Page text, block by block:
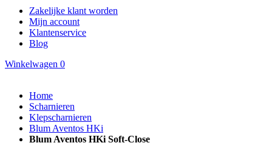
Zakelijke klant worden
Mijn account
Klantenservice
Blog
Winkelwagen 0
Home
Scharnieren
Klepscharnieren
Blum Aventos HKi
Blum Aventos HKi Soft-Close